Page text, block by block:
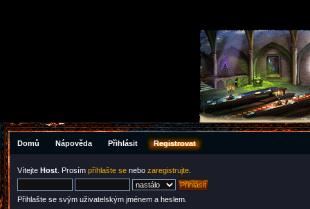
Domů Nápověda Přihlásit Registrovat
Vítejte Host . Prosím přihlašte se nebo zaregistrujte
Přihlašte se svým uživatelským jménem a heslem.